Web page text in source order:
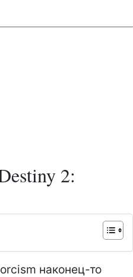
2:
наконец-то